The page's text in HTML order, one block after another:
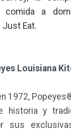
a
Eat.
Louisiana
1972,
historia y
sus